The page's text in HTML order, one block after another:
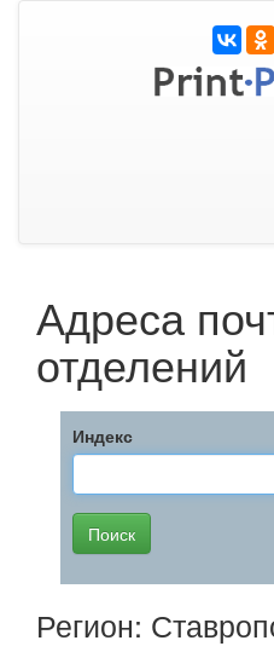
Адреса
отделений
Индекс
Регион: